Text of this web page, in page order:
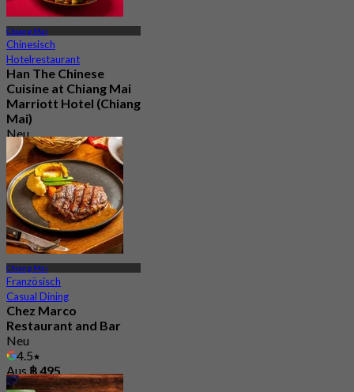
Chiang Mai
Chinesisch
Hotelrestaurant
Han The Chinese
Cuisine at Chiang Mai
Marriott Hotel (Chiang
Mai)
Neu
4.4
Aus฿ 297.5
Chiang Mai
Französisch
Casual Dining
Chez Marco
Restaurant and Bar
Neu
4.5
Aus ฿ 495